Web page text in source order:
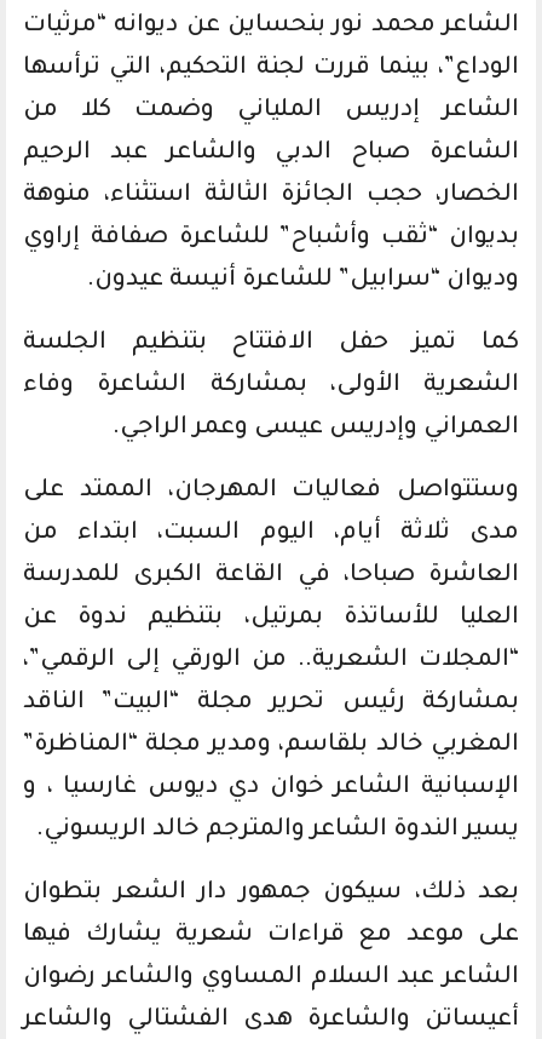
الشاعر محمد نور بنحساين عن ديوانه “مرثيات
الوداع”، بينما قررت لجنة التحكيم، التي ترأسها
الشاعر إدريس الملياني وضمت كلا من
الشاعرة صباح الدبي والشاعر عبد الرحيم
الخصار، حجب الجائزة الثالثة استثناء، منوهة
بديوان “ثقب وأشباح” للشاعرة صفافة إراوي
وديوان “سرابيل” للشاعرة أنيسة عيدون.
كما تميز حفل الافتتاح بتنظيم الجلسة
الشعرية الأولى، بمشاركة الشاعرة وفاء
العمراني وإدريس عيسى وعمر الراجي.
وستتواصل فعاليات المهرجان، الممتد على
مدى ثلاثة أيام، اليوم السبت، ابتداء من
العاشرة صباحا، في القاعة الكبرى للمدرسة
العليا للأساتذة بمرتيل، بتنظيم ندوة عن
“المجلات الشعرية.. من الورقي إلى الرقمي”،
بمشاركة رئيس تحرير مجلة “البيت” الناقد
المغربي خالد بلقاسم، ومدير مجلة “المناظرة”
الإسبانية الشاعر خوان دي ديوس غارسيا ، و
يسير الندوة الشاعر والمترجم خالد الريسوني.
بعد ذلك، سيكون جمهور دار الشعر بتطوان
على موعد مع قراءات شعرية يشارك فيها
الشاعر عبد السلام المساوي والشاعر رضوان
أعيساتن والشاعرة هدى الفشتالي والشاعر